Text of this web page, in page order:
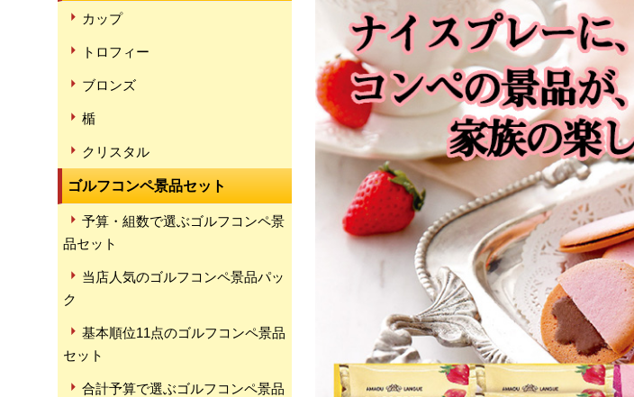
カップ
トロフィー
ブロンズ
楯
クリスタル
ゴルフコンペ景品セット
予算・組数で選ぶゴルフコンペ景
品セット
当店人気のゴルフコンペ景品パッ
ク
基本順位11点のゴルフコンペ景品
セット
合計予算で選ぶゴルフコンペ景品